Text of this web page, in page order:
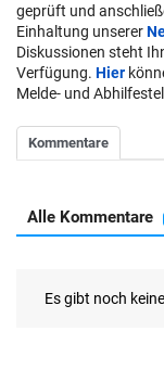
geprüft und
Einhaltung unserer
Diskussionen steht
Verfügung. Hier
Melde- und